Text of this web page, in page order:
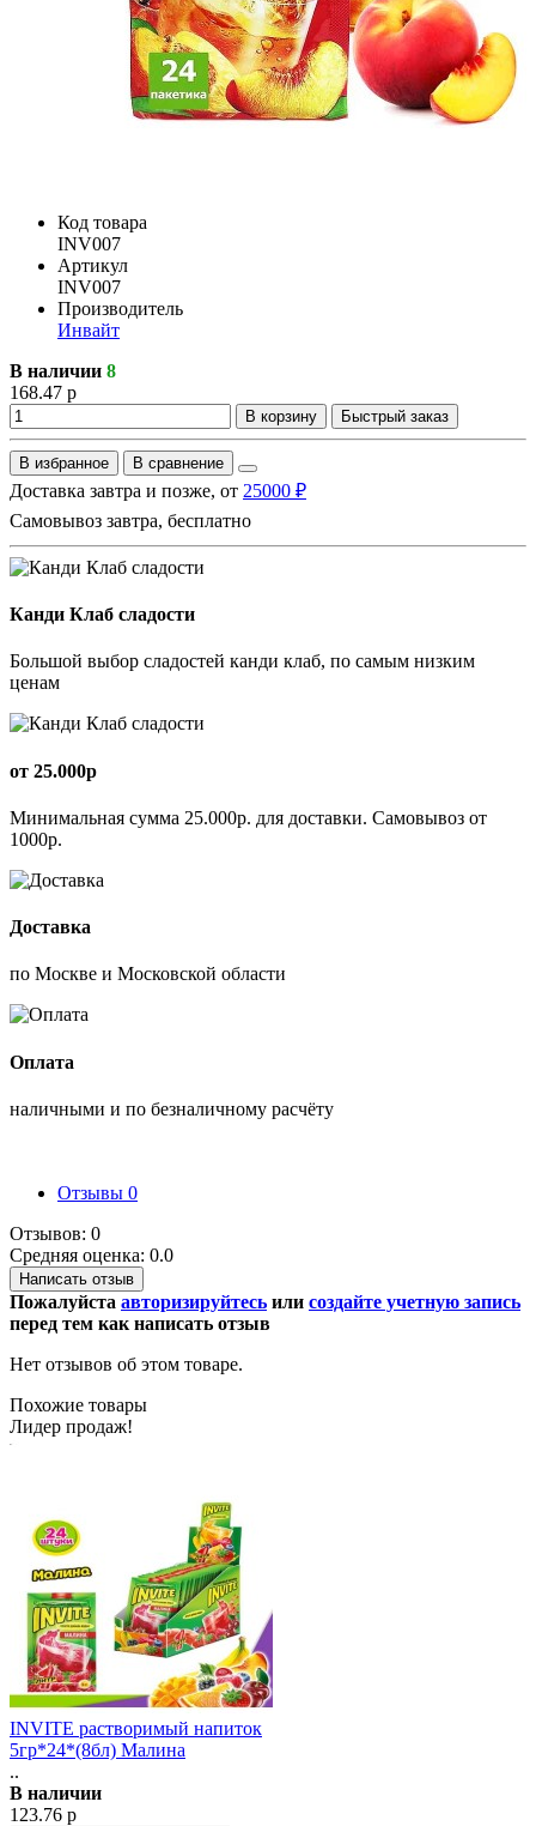
Код товара
INV007
Артикул
INV007
Производитель
Инвайт
В наличии 8
168.47 р
В корзину Быстрый заказ
В избранное В сравнение
Доставка завтра и позже, от 25000 ₽
Самовывоз завтра, бесплатно
Канди Клаб сладости
Большой выбор сладостей канди клаб, по самым низким
ценам
от 25.000р
Минимальная сумма 25.000р. для доставки. Самовывоз от
1000р.
Доставка
по Москве и Московской области
Оплата
наличными и по безналичному расчёту
Отзывы 0
Отзывов: 0
Средняя оценка: 0.0
Написать отзыв
Пожалуйста авторизируйтесь или создайте учетную запись
перед тем как написать отзыв
Нет отзывов об этом товаре.
Похожие товары
Лидер продаж!
INVITE растворимый напиток
5гр*24*(8бл) Малина
..
В наличии
123.76 р